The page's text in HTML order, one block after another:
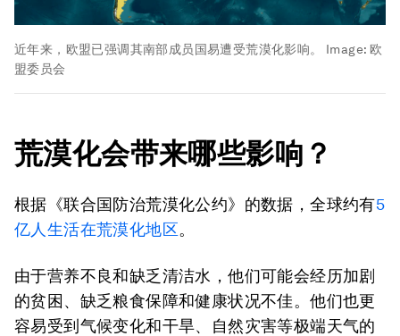
近年来，欧盟已强调其南部成员国易遭受荒漠化影响。 Image: 欧
盟委员会
荒漠化会带来哪些影响？
根据《联合国防治荒漠化公约》的数据，全球约有5
亿人生活在荒漠化地区。
由于营养不良和缺乏清洁水，他们可能会经历加剧
的贫困、缺乏粮食保障和健康状况不佳。他们也更
容易受到气候变化和干旱、自然灾害等极端天气的